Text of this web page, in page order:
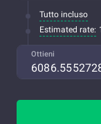
Tutto incluso
Estimated rate:
Ottieni